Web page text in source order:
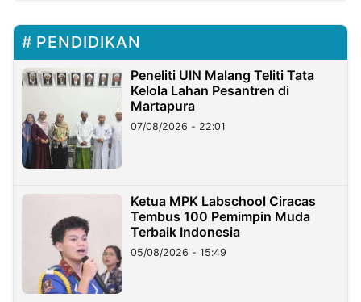
PENDIDIKAN
Peneliti UIN Malang Teliti Tata
Kelola Lahan Pesantren di
Martapura
07/08/2026 - 22:01
Ketua MPK Labschool Ciracas
Tembus 100 Pemimpin Muda
Terbaik Indonesia
05/08/2026 - 15:49